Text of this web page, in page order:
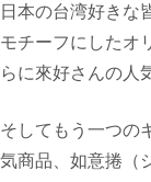
日本の台湾好きな
モチーフにしたオ
らに來好さんの人
そしてもう一つの
気商品、如意捲（